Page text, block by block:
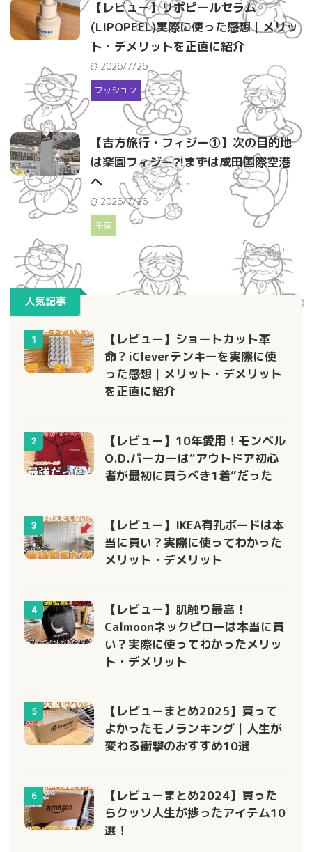
【レビュー】リポピールセラム
(LIPOPEEL)実際に使った感想｜メリッ
ト・デメリットを正直に紹介
2026/7/26
フッション
【吉方旅行・フィジー①】次の目的地
は楽園フィジー?!まずは成田国際空港
へ
2026/7/26
千葉
人気記事
1
【レビュー】ショートカット革
命？iCleverテンキーを実際に使
った感想｜メリット・デメリット
を正直に紹介
2
【レビュー】10年愛用！モンベル
O.D.パーカーは“アウトドア初心
者が最初に買うべき1着”だった
3
【レビュー】IKEA有孔ボードは本
当に買い？実際に使ってわかった
メリット・デメリット
4
【レビュー】肌触り最高！
Calmoonネックピローは本当に買
い？実際に使ってわかったメリッ
ト・デメリット
5
【レビューまとめ2025】買って
よかったモノランキング｜人生が
変わる衝撃のおすすめ10選
6
【レビューまとめ2024】買った
らクッソ人生が捗ったアイテム10
選！